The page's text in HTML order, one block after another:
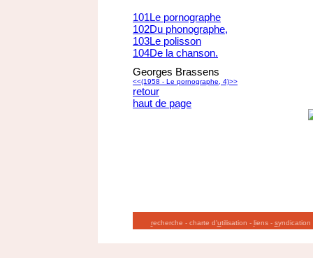
101Le pornographe
102Du phonographe,
103Le polisson
104De la chanson.
Georges Brassens
<<(1958 - Le pornographe, 4)>>
retour
haut de page
recherche - charte d'utilisation - liens- syndication